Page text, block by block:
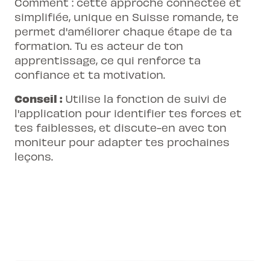
simplifiée, unique en Suisse romande, te
permet d'améliorer chaque étape de ta
formation. Tu es acteur de ton
apprentissage, ce qui renforce ta
confiance et ta motivation.
Conseil : Utilise la fonction de suivi de
l'application pour identifier tes forces et
tes faiblesses, et discute-en avec ton
moniteur pour adapter tes prochaines
leçons.